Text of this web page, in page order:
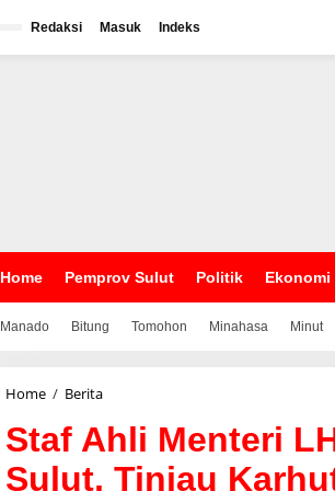
Redaksi Masuk Indeks
Home Pemprov Sulut Politik Ekonomi
Manado Bitung Tomohon Minahasa Minut
Home / Berita
a
f
Staf Ahli Menteri
Sulut, Tinjau